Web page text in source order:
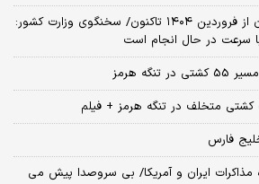
خروج ۲ میلیون اتباع افغان از فروردین ۱۴۰۴ تاکنون/ سخنگوی وزارت کشور:
سرعت در حال انجام است
هرمز
متخلف در تنگه هرمز + فیلم
فارس
مذاکرات ایران و آمریکا/ بی سروصدا پیش می